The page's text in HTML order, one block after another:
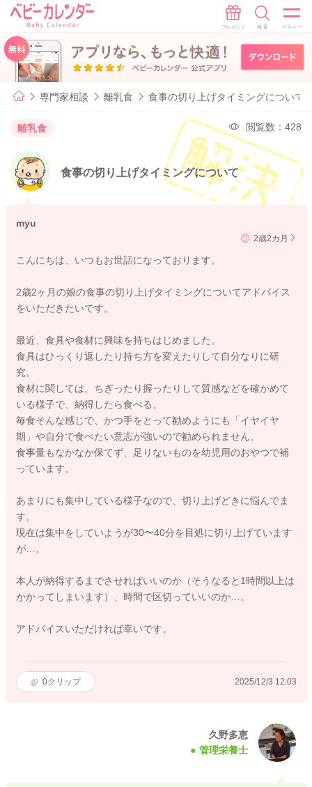
専門家相談 離乳食 食事の切り上げタイミングについて
離乳食 閲覧数：428
食事の切り上げタイミングについて
myu
2歳2カ月
こんにちは、いつもお世話になっております。
2歳2ヶ月の娘の食事の切り上げタイミングについてアドバイス
をいただきたいです。
最近、食具や食材に興味を持ちはじめました。
食具はひっくり返したり持ち方を変えたりして自分なりに研
究。
食材に関しては、ちぎったり握ったりして質感などを確かめて
いる様子で、納得したら食べる。
毎食そんな感じで、かつ手をとって勧めようにも「イヤイヤ
期」や自分で食べたい意志が強いので勧められません。
食事量もなかなか保てず、足りないものを幼児用のおやつで補
っています。
あまりにも集中している様子なので、切り上げどきに悩んでま
す。
現在は集中をしていようが30〜40分を目処に切り上げています
が…。
本人が納得するまでさせればいいのか（そうなると1時間以上は
かかってしまいます）、時間で区切っていいのか…。
アドバイスいただければ幸いです。
0クリップ 2025/12/3 12:03
久野多恵
管理栄養士